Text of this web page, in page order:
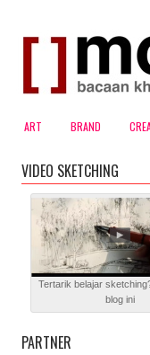
ART BRAND
VIDEO SKETCHING
Tertarik belajar
blog ini
PARTNER